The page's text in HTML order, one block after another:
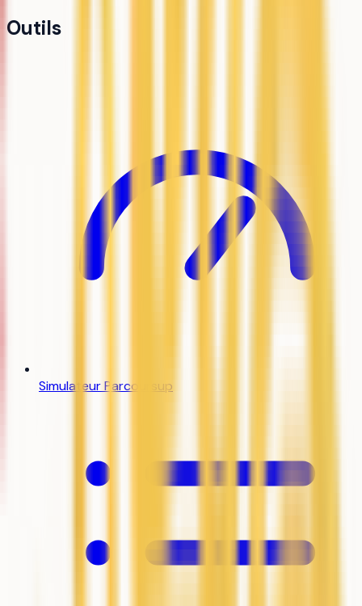
Outils
Simulateur Parcoursup